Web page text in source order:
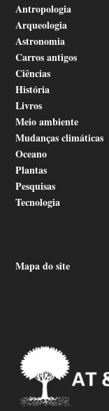
Antropologia
Arqueologia
Astronomia
Carros antigos
Ciências
História
Livros
Meio ambiente
Mudanças climáticas
Oceano
Plantas
Pesquisas
Tecnologia
Mapa do site